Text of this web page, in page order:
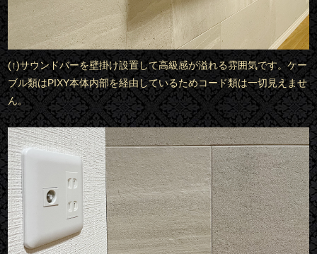
(↑)サウンドバーを壁掛け設置して高級感が溢れる雰囲気です。ケー
ブル類はPIXY本体内部を経由しているためコード類は一切見えませ
ん。